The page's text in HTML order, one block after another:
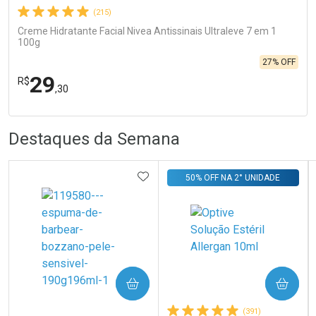
(215)
Creme Hidratante Facial Nivea Antissinais Ultraleve 7 em 1
100g
R$29,30
27% OFF
Laboratório
Ativar Desconto
Por Menos
Destaques da Semana
ADICIONAR AOS FAVORITOS
COMPRAR
(391)
50% OFF NA 2° UNIDADE
COMPRAR